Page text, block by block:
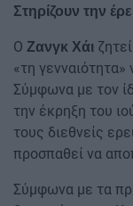
Στηρίζουν την
Ο Ζανγκ Χάι
«τη γενναιότητα»
Σύμφωνα με τον
την έκρηξη του
τους διεθνείς
προσπαθεί να
Σύμφωνα με τα